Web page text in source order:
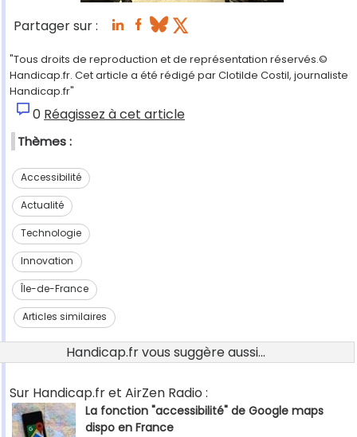
Partager sur :
"Tous droits de reproduction et de représentation réservés.©
Handicap.fr. Cet article a été rédigé par Clotilde Costil, journaliste
Handicap.fr"
0 Réagissez à cet article
Thèmes :
Accessibilité
Actualité
Technologie
Innovation
Île-de-France
Articles similaires
Handicap.fr vous suggère aussi...
Sur Handicap.fr et AirZen Radio :
La fonction "accessibilité" de Google maps
dispo en France